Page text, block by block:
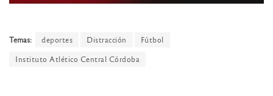
Temas: deportes Distracción
Fútbol
Instituto Atlético Central Córdoba